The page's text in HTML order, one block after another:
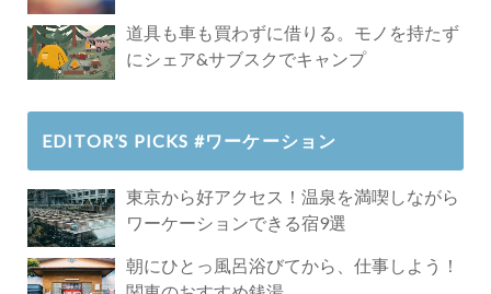
道具も車も買わずに借りる。モノを持たず
にシェア&サブスクでキャンプ
EDITOR’S PICKS #ワーケーション
東京から好アクセス！温泉を満喫しながら
ワーケーションできる宿9選
朝にひとっ風呂浴びてから、仕事しよう！